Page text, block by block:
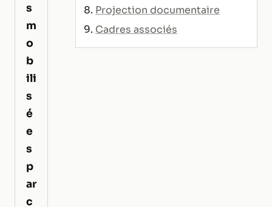
s
m
o
b
ili
s
é
e
s
p
ar
c
Projection documentaire
Cadres associés